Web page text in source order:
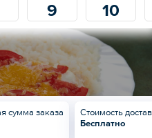
9 10
сумма заказа
Стоимость
Бесплатно